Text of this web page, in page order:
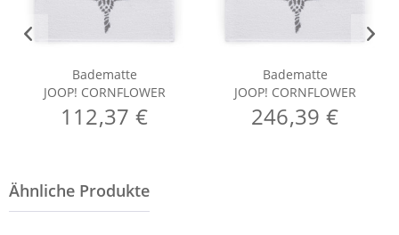
Badematte
JOOP! CORNFLOWER
112,37 €
Badematte
JOOP! CORNFLOWER
246,39 €